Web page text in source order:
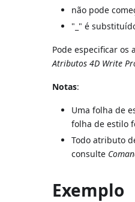
não pode
"_" é
Pode especificar
Atributos 4D Write
Notas:
Uma folha de
folha de estilo
Todo atributo
consulte
Exemplo